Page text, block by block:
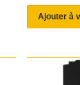
Ajouter à